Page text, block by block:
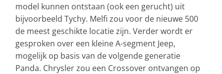
model kunnen ontstaan (ook een gerucht) uit
bijvoorbeeld Tychy. Melfi zou voor de nieuwe 500
de meest geschikte locatie zijn. Verder wordt er
gesproken over een kleine A-segment Jeep,
mogelijk op basis van de volgende generatie
Panda. Chrysler zou een Crossover ontvangen op